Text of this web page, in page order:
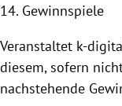
14. Gewinnspiele
Veranstaltet k-
diesem, sofern
nachstehende